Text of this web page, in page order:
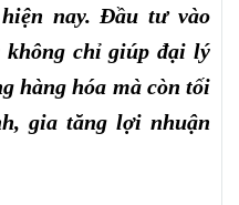
nay. Đầu tư vào
chỉ giúp đại lý
hàng hóa mà còn tối
gia tăng lợi nhuận